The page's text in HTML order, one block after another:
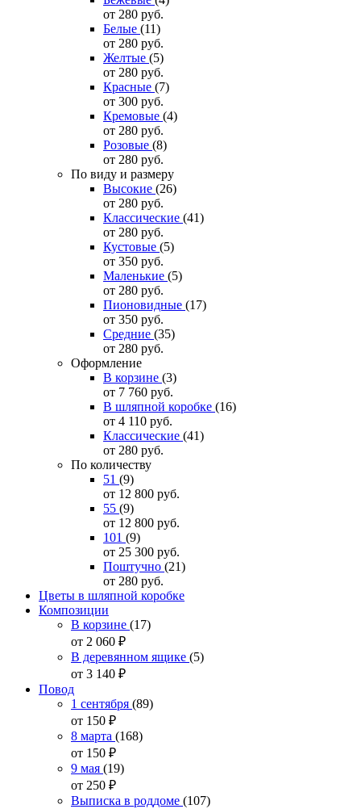
от 280 руб.
Белые (11)
от 280 руб.
Желтые (5)
от 280 руб.
Красные (7)
от 300 руб.
Кремовые (4)
от 280 руб.
Розовые (8)
от 280 руб.
По виду и размеру
Высокие (26)
от 280 руб.
Классические (41)
от 280 руб.
Кустовые (5)
от 350 руб.
Маленькие (5)
от 280 руб.
Пионовидные (17)
от 350 руб.
Средние (35)
от 280 руб.
Оформление
В корзине (3)
от 7 760 руб.
В шляпной коробке (16)
от 4 110 руб.
Классические (41)
от 280 руб.
По количеству
51 (9)
от 12 800 руб.
55 (9)
от 12 800 руб.
101 (9)
от 25 300 руб.
Поштучно (21)
от 280 руб.
Цветы в шляпной коробке
Композиции
В корзине (17)
от 2 060 ₽
В деревянном ящике (5)
от 3 140 ₽
Повод
1 сентября (89)
от 150 ₽
8 марта (168)
от 150 ₽
9 мая (19)
от 250 ₽
Выписка в роддоме (107)